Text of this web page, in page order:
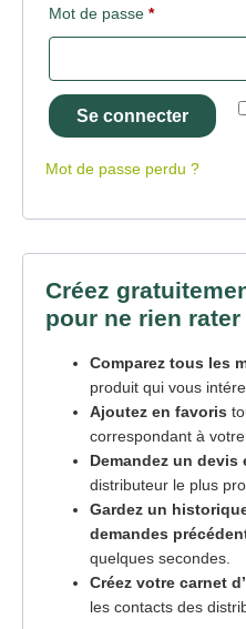
Mot de passe *Obligatoire
Se connecter
Mot de passe perdu ?
Créez
pour ne rien rater
Comparez tous les
produit qui vous
Ajoutez en favoris
correspondant à votre
Demandez un
distributeur le plus
Gardez un
demandes
quelques secondes.
Créez votre carnet
les contacts des